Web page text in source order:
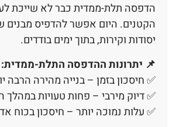
הדפסה תלת-ממדית כבר לא שייכת
הקטנים. היום אפשר להדפיס מבנים
יסודות וקירות, בתוך ימים בודדים.
📌 יתרונות ההדפסה התלת-ממדית:
✅ חיסכון בזמן – בנייה מהירה הרבה
✅ דיוק מירבי – פחות טעויות במהלך
✅ עלות נמוכה יותר – חיסכון בכוח